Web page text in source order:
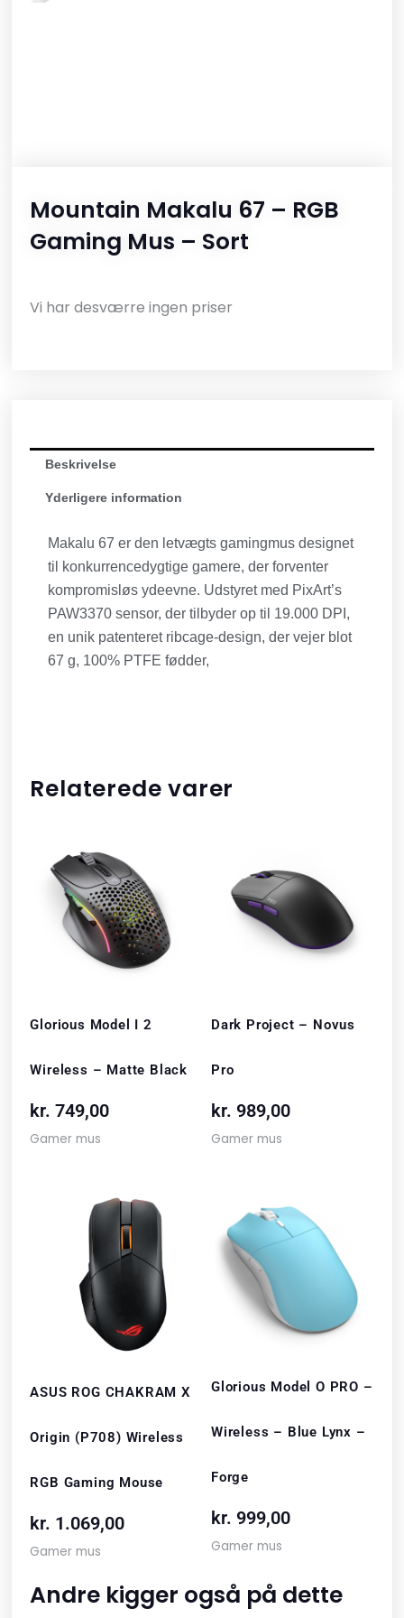
Mountain Makalu 67 – RGB
Gaming Mus – Sort
Vi har desværre ingen priser
Beskrivelse
Yderligere information
Makalu 67 er den letvægts gamingmus designet
til konkurrencedygtige gamere, der forventer
kompromisløs ydeevne. Udstyret med PixArt’s
PAW3370 sensor, der tilbyder op til 19.000 DPI,
en unik patenteret ribcage-design, der vejer blot
67 g, 100% PTFE fødder,
Relaterede varer
Glorious Model I 2
Wireless – Matte Black
kr. 749,00
Gamer mus
Dark Project – Novus
Pro
kr. 989,00
Gamer mus
ASUS ROG CHAKRAM X
Origin (P708) Wireless
RGB Gaming Mouse
kr. 1.069,00
Gamer mus
Glorious Model O PRO –
Wireless – Blue Lynx –
Forge
kr. 999,00
Gamer mus
Andre kigger også på dette